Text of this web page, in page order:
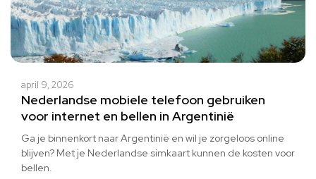
april 9, 2026
Nederlandse mobiele telefoon gebruiken
voor internet en bellen in Argentinië
Ga je binnenkort naar Argentinië en wil je zorgeloos online
blijven? Met je Nederlandse simkaart kunnen de kosten voor
bellen.